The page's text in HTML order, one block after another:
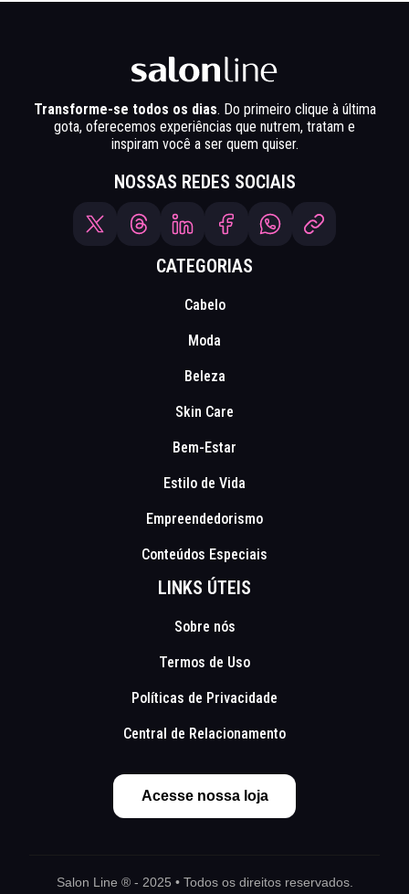
Transforme-se todos os dias. Do primeiro clique à última
gota, oferecemos experiências que nutrem, tratam e
inspiram você a ser quem quiser.
NOSSAS REDES SOCIAIS
CATEGORIAS
Cabelo
Moda
Beleza
Skin Care
Bem-Estar
Estilo de Vida
Empreendedorismo
Conteúdos Especiais
LINKS ÚTEIS
Sobre nós
Termos de Uso
Políticas de Privacidade
Central de Relacionamento
Acesse nossa loja
Salon Line ® - 2025 • Todos os direitos reservados.